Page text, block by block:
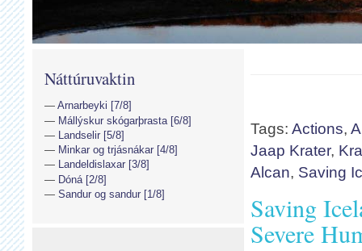
Tags: Actions,
Jaap Krater,
Alcan, Saving
Saving
Severe
Náttúruvaktin
Arnarbeyki [7/8]
Mállýskur skógarþrasta [6/8]
Landselir [5/8]
Minkar og trjásnákar [4/8]
Landeldislaxar [3/8]
Dóná [2/8]
Sandur og sandur [1/8]